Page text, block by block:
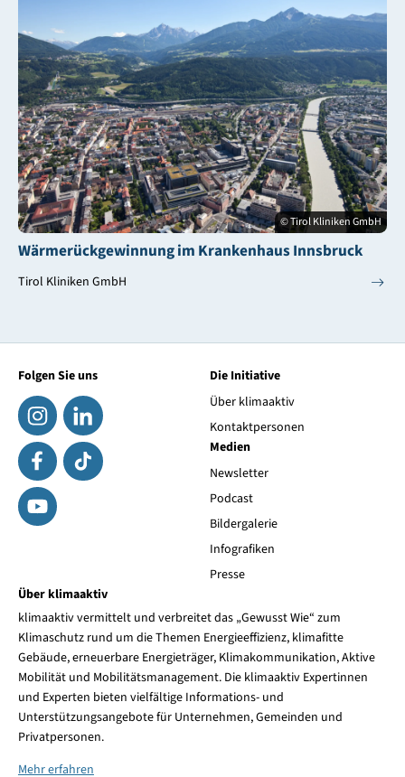
© Tirol Kliniken GmbH
Wärmerückgewinnung im Krankenhaus Innsbruck
Tirol Kliniken GmbH
Folgen Sie uns
Die Initiative
Über klimaaktiv
Kontaktpersonen
Medien
Newsletter
Podcast
Bildergalerie
Infografiken
Presse
Über klimaaktiv
klimaaktiv vermittelt und verbreitet das „Gewusst Wie“ zum
Klimaschutz rund um die Themen Energieeffizienz, klimafitte
Gebäude, erneuerbare Energieträger, Klimakommunikation, Aktive
Mobilität und Mobilitätsmanagement. Die klimaaktiv Expertinnen
und Experten bieten vielfältige Informations- und
Unterstützungsangebote für Unternehmen, Gemeinden und
Privatpersonen.
Mehr erfahren